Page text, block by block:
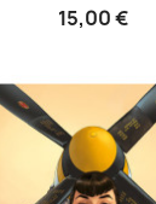
15,00 €